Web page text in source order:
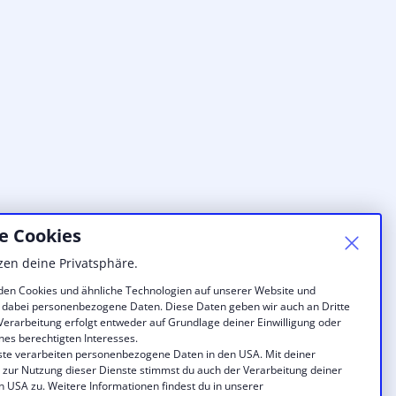
Cookies
deine Privatsphäre.
Cookies und ähnliche Technologien auf unserer Website und
personenbezogene Daten. Diese Daten geben wir auch an Dritte
erfolgt entweder auf Grundlage deiner Einwilligung oder
berechtigten Interesses.
verarbeiten personenbezogene Daten in den USA. Mit deiner
zur Nutzung dieser Dienste stimmst du auch der Verarbeitung deiner
USA zu. Weitere Informationen findest du in unserer